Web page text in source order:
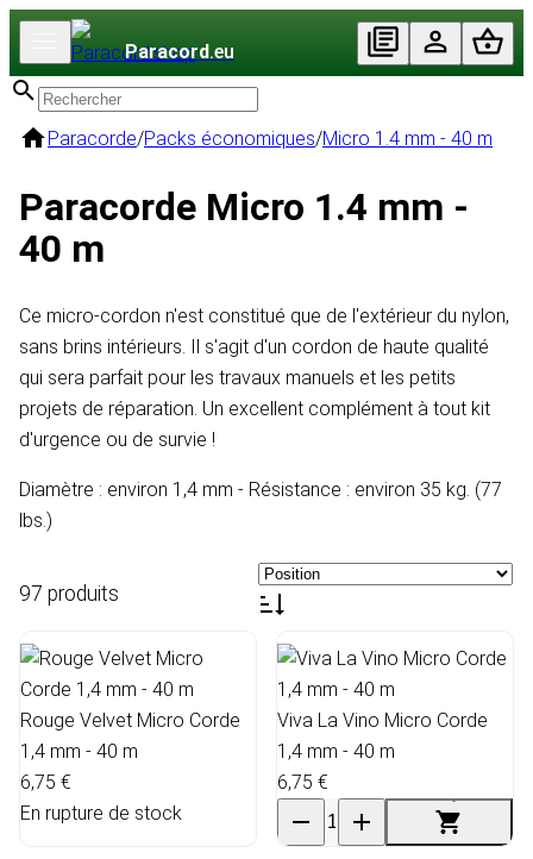
Paracord.eu
Paracorde/Packs économiques/Micro 1.4 mm - 40 m
Paracorde Micro 1.4 mm -
40 m
Ce micro-cordon n'est constitué que de l'extérieur du nylon,
sans brins intérieurs. Il s'agit d'un cordon de haute qualité
qui sera parfait pour les travaux manuels et les petits
projets de réparation. Un excellent complément à tout kit
d'urgence ou de survie !
Diamètre : environ 1,4 mm - Résistance : environ 35 kg. (77
lbs.)
97 produits
Rouge Velvet Micro Corde
1,4 mm - 40 m
6,75 €
En rupture de stock
Viva La Vino Micro Corde
1,4 mm - 40 m
6,75 €